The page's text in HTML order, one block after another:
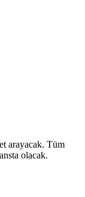
arayacak. Tüm
olacak.